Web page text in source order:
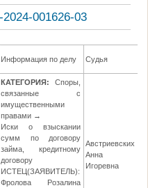
001626-03
Информация по делу Судья
КАТЕГОРИЯ:
Споры,
связанные с
имущественными
правами →
Иски о взыскании
сумм по договору
займа, кредитному
договору
ИСТЕЦ(ЗАЯВИТЕЛЬ):
Фролова Розалина
Австриевских
Анна
Игоревна